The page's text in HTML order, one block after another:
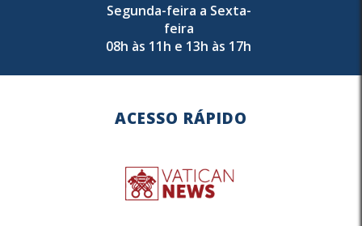
Segunda-feira a Sexta-
feira
08h às 11h e 13h às 17h
ACESSO RÁPIDO